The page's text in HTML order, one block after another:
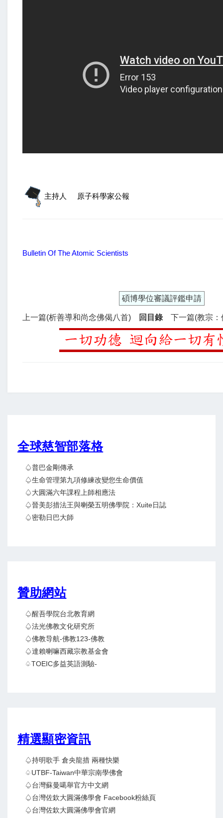
主持人 原子科學家公報
Bulletin Of The Atomic Scientists
碩博學位審議評鑑申請
上一篇(析善導和尚念佛偈八首) 回目錄 下一篇(教宗
全球慈智部落格
♤普巴金剛傳承
♤生命管理第九項修練改變您生命價值
♤大圓滿六年課程上師相應法
♤晉美彭措法王與喇榮五明佛學院：Xuite日誌
♤密勒日巴大師
贊助網站
♤醒吾學院台北教育網
♤法光佛教文化研究所
♤佛教导航-佛教123-佛教
♤達賴喇嘛西藏宗教基金會
♤TOEIC多益英語測驗-
精選顯密資訊
♤持明歌手 倉央龍措 兩種快樂
♤UTBF-Taiwan中華宗南學佛會
♤台灣蘇曼噶舉官方中文網
♤台灣佐欽大圓滿佛學會 Facebook粉絲頁
♤台灣佐欽大圓滿佛學會官網